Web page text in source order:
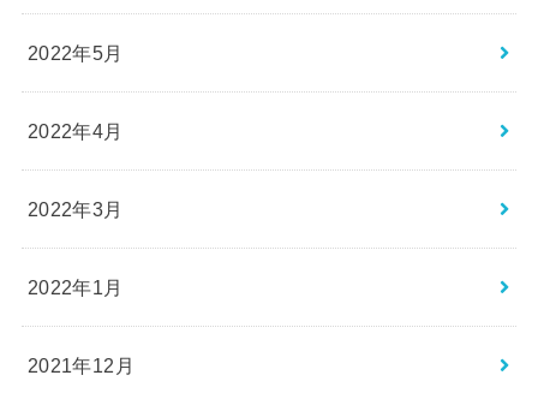
2022年5月
2022年4月
2022年3月
2022年1月
2021年12月